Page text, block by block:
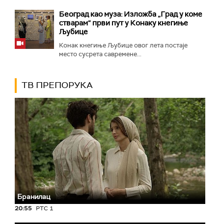
Београд као муза: Изложба „Град у коме
стварам“ први пут у Конаку кнегиње
Љубице
Конак кнегиње Љубице овог лета постаје
место сусрета савремене...
ТВ ПРЕПОРУКА
Бранилац
20:55 РТС 1